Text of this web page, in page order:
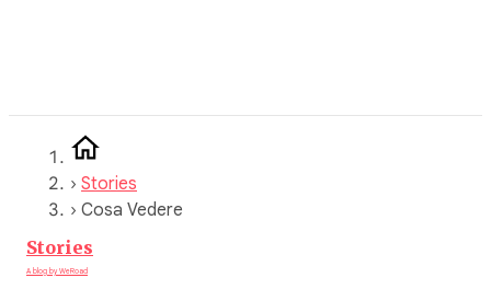
› Stories
› Cosa Vedere
Stories
A blog by WeRoad